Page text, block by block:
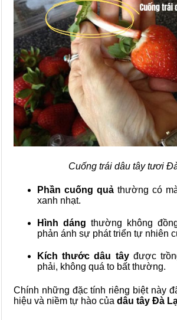
Cuống trái dâu tây tươi
Phần cuống quả thường có
xanh nhạt.
Hình dáng thường không
phản ánh sự phát triển tự nhiên
Kích thước dâu tâyđược
phải, không quá to bất thường.
Chính những đặc tính riêng biệt này
hiệu và niềm tự hào của dâu tây Đà